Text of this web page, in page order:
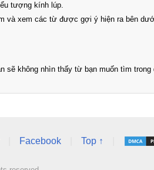
tượng kính lúp.
và xem các từ được gợi ý hiện ra bên
sẽ không nhìn thấy từ bạn muốn tìm
Facebook Top ↑